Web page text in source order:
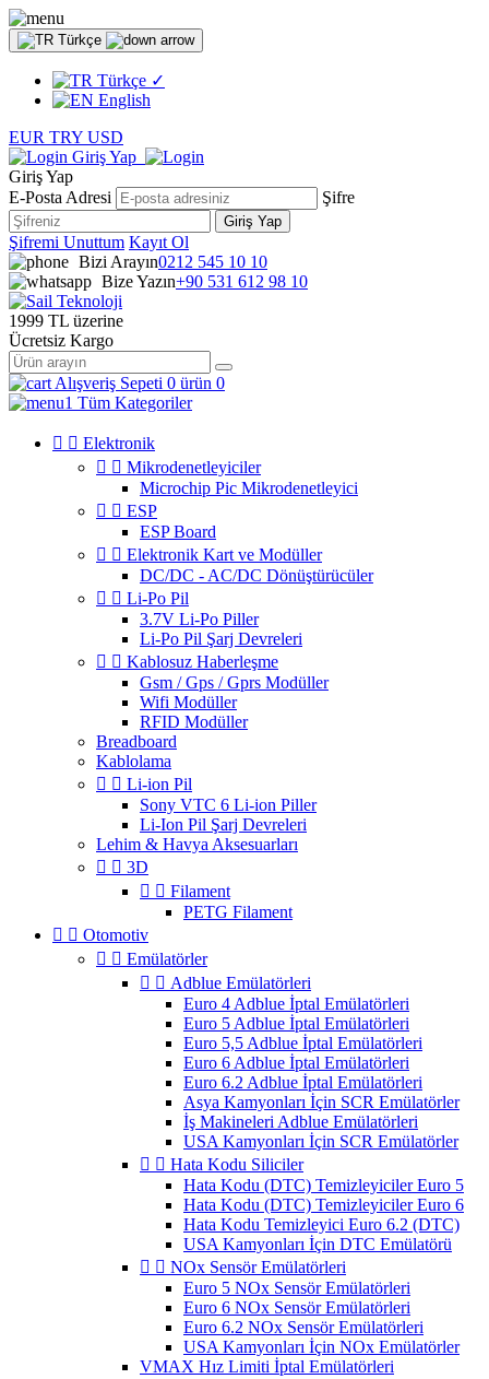
Türkçe
Türkçe ✓
English
EUR TRY USD
Giriş Yap
Giriş Yap
E-Posta Adresi
Şifre
Giriş Yap
Şifremi Unuttum Kayıt Ol
Bizi Arayın0212 545 10 10
Bize Yazın+90 531 612 98 10
1999 TL üzerine
Ücretsiz Kargo
Alışveriş Sepeti 0 ürün 0
Tüm Kategoriler
  Elektronik
  Mikrodenetleyiciler
Microchip Pic Mikrodenetleyici
  ESP
ESP Board
  Elektronik Kart ve Modüller
DC/DC - AC/DC Dönüştürücüler
  Li-Po Pil
3.7V Li-Po Piller
Li-Po Pil Şarj Devreleri
  Kablosuz Haberleşme
Gsm / Gps / Gprs Modüller
Wifi Modüller
RFID Modüller
Breadboard
Kablolama
  Li-ion Pil
Sony VTC 6 Li-ion Piller
Li-Ion Pil Şarj Devreleri
Lehim & Havya Aksesuarları
  3D
  Filament
PETG Filament
  Otomotiv
  Emülatörler
  Adblue Emülatörleri
Euro 4 Adblue İptal Emülatörleri
Euro 5 Adblue İptal Emülatörleri
Euro 5,5 Adblue İptal Emülatörleri
Euro 6 Adblue İptal Emülatörleri
Euro 6.2 Adblue İptal Emülatörleri
Asya Kamyonları İçin SCR Emülatörler
İş Makineleri Adblue Emülatörleri
USA Kamyonları İçin SCR Emülatörler
  Hata Kodu Siliciler
Hata Kodu (DTC) Temizleyiciler Euro 5
Hata Kodu (DTC) Temizleyiciler Euro 6
Hata Kodu Temizleyici Euro 6.2 (DTC)
USA Kamyonları İçin DTC Emülatörü
  NOx Sensör Emülatörleri
Euro 5 NOx Sensör Emülatörleri
Euro 6 NOx Sensör Emülatörleri
Euro 6.2 NOx Sensör Emülatörleri
USA Kamyonları İçin NOx Emülatörler
VMAX Hız Limiti İptal Emülatörleri